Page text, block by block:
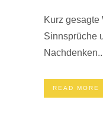
Kurz gesagte
Sinnsprüche
READ MORE